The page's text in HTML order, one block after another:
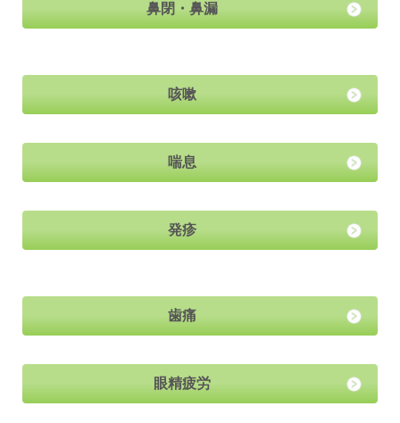
鼻閉・鼻漏
咳嗽
喘息
発疹
歯痛
眼精疲労